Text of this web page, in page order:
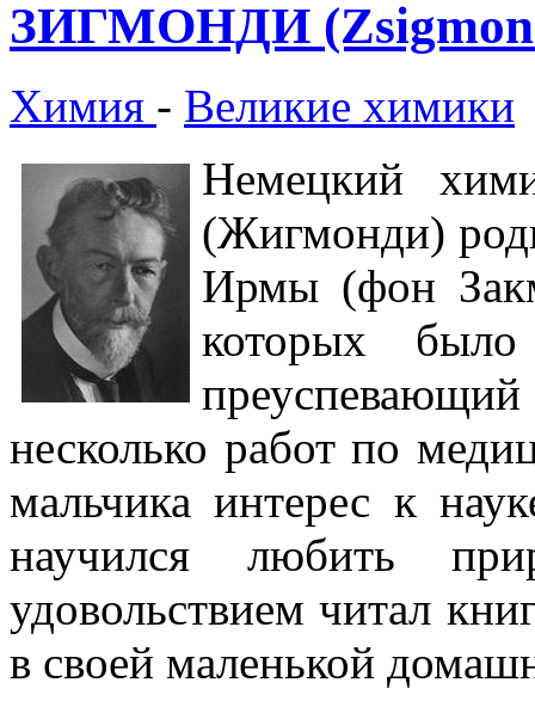
ЗИГМОНДИ
Химия - Великие химики
Немецкий
(Жигмонди)
Ирмы (фон
которых
несколько работ по
мальчика интерес к
научился любить
удовольствием читал
в своей маленькой